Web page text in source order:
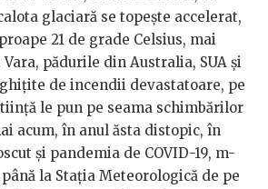
glaciară se topește accelerat,
21 de grade Celsius, mai
pădurile din Australia, SUA și
de incendii devastatoare, pe
le pun pe seama schimbărilor
acum, în anul ăsta distopic, în
și pandemia de COVID-19, m-
la Stația Meteorologică de pe